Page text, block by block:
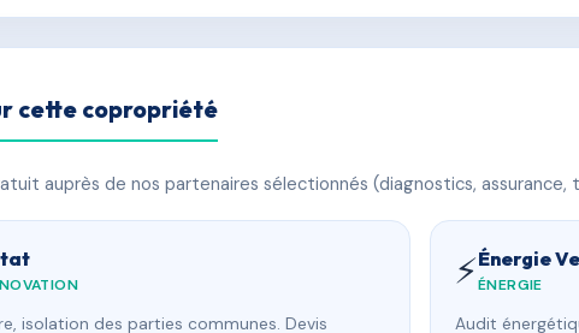
cette copropriété
auprès de nos partenaires sélectionnés (diagnostics, assurance,
isolation des parties communes. Devis
⚡Énergie
ÉNERGIE
Audit